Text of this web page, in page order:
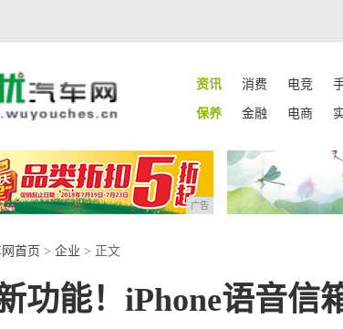
资讯 消费 电竞
保养
金融 电商
广告
首页 > 企业 > 正文
功能！iPhone语音信